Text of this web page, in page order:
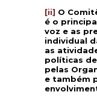
[ii] O
é o
voz e as
individual
as
políticas
pelas
e também